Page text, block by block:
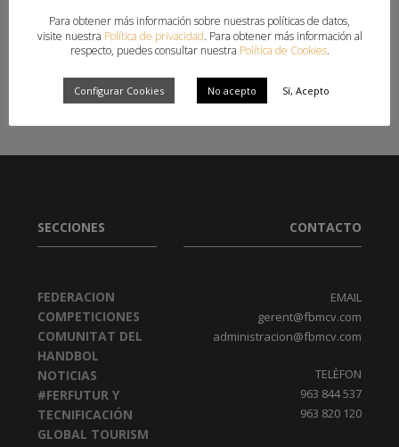
PUBLICADO EN COMITE TECNICO ARBITROS, FEDERACION
ETIQUETADO BAJO:
COMITÉ TÉCNICO DE ÁRBITROS
DESIGNACIÓN
SECCIONES
FEDERACION
COMPETICIONES
COMUNITAT DEL
HANDBOL
NOTICIAS
#FERFUTUR Y
TECNIFICACIÓN
GLOBAL TOURISM
CONTACTO
EMAIL
gerent@fbmcv.com
administracion@fbmcv.com
TELÈFON
963 844 537
963 820 120
Para obtener más información sobre nuestras políticas de datos,
visite nuestra Política de privacidad. Para obtener más información al
respecto, puedes consultar nuestra Política de Cookies.
Configurar Cookies No acepto Sí, Acepto